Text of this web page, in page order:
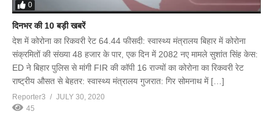
0
दिनभर की 10 बड़ी खबरें
देश में कोरोना का रिकवरी रेट 64.44 फीसदी: स्वास्थ्य मंत्रालय बिहार में कोरोना
संक्रमितों की संख्या 48 हजार के पार, एक दिन में 2082 नए मामले सुशांत सिंह केस:
ED ने बिहार पुलिस से मांगी FIR की कॉपी 16 राज्यों का कोरोना का रिकवरी रेट
राष्ट्रीय औसत से बेहतर: स्वास्थ्य मंत्रालय गुजरात: गिर सोमनाथ में […]
Reporter3
JULY 30, 2020
45